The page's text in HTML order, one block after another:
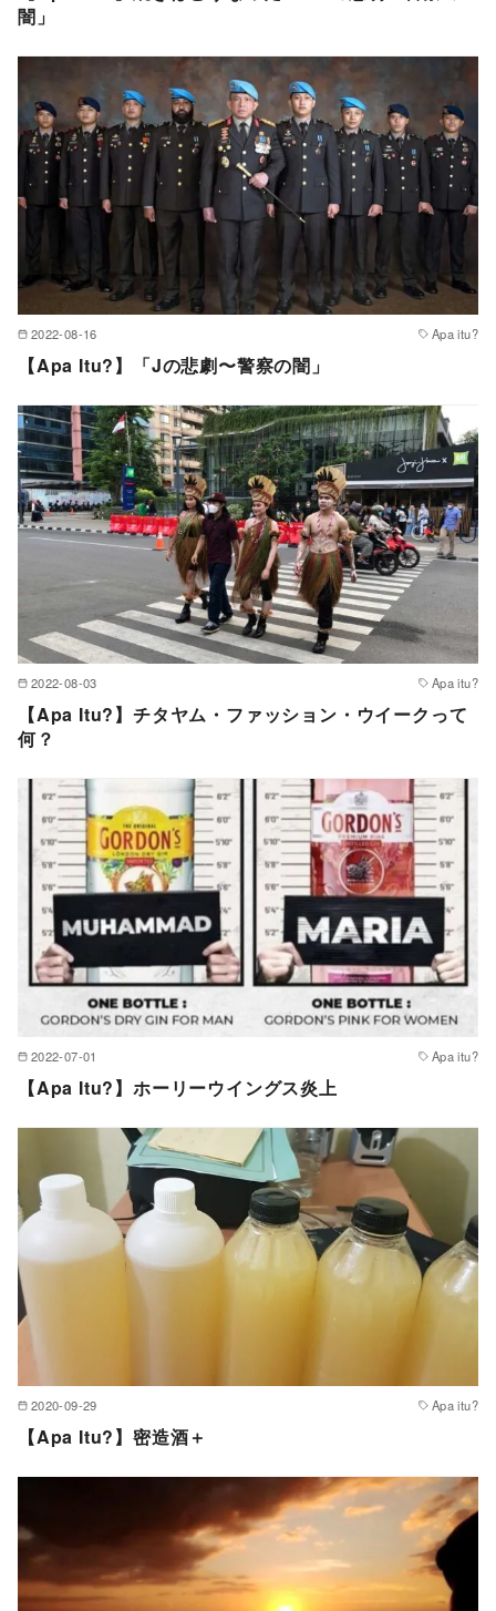
闇」
2022-08-16 Apa itu?
【Apa Itu?】「Jの悲劇〜警察の闇」
2022-08-03 Apa itu?
【Apa Itu?】チタヤム・ファッション・ウイークって
何？
2022-07-01 Apa itu?
【Apa Itu?】ホーリーウイングス炎上
2020-09-29 Apa itu?
【Apa Itu?】密造酒＋